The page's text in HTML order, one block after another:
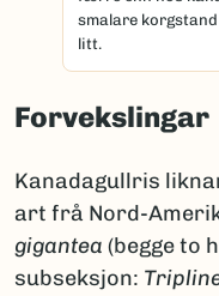
smalare
litt.
Forvekslingar
Kanadagullris
art frå Nord-
gigantea (begge to
subseksjon: